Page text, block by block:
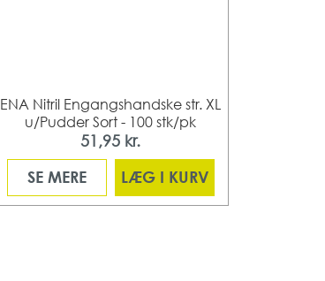
ENA Nitril Engangshandske str. XL
u/Pudder Sort - 100 stk/pk
51,95 kr.
SE MERE
LÆG I KURV